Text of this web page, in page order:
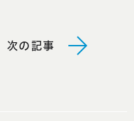
次の記事